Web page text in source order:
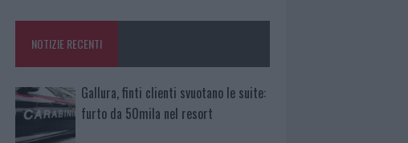
NOTIZIE RECENTI
Gallura, finti clienti svuotano le suite:
furto da 50mila nel resort